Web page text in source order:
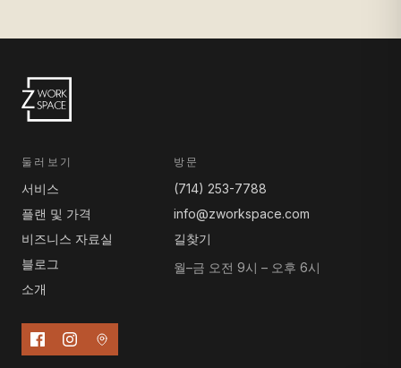
둘러보기
서비스
플랜 및 가격
비즈니스 자료실
블로그
소개
방문
(714) 253-7788
info@zworkspace.com
길찾기
월–금 오전 9시 – 오후 6시